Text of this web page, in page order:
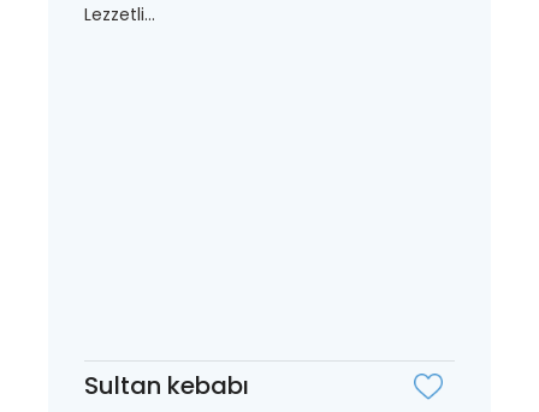
Lezzetli...
Sultan kebabı